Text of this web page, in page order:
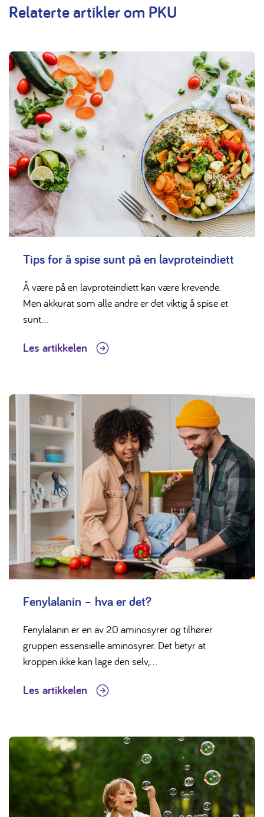
Relaterte artikler om PKU
Tips for å spise sunt på en lavproteindiett
Å være på en lavproteindiett kan være krevende.
Men akkurat som alle andre er det viktig å spise et
sunt...
Les artikkelen
Fenylalanin – hva er det?
Fenylalanin er en av 20 aminosyrer og tilhører
gruppen essensielle aminosyrer. Det betyr at
kroppen ikke kan lage den selv,...
Les artikkelen